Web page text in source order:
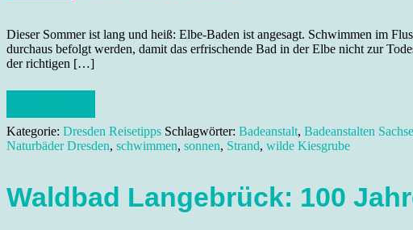
Dieser Sommer ist lang und heiß: Elbe-Baden ist angesagt. Schwimmen im
durchaus befolgt werden, damit das erfrischende Bad in der Elbe nicht zur
der richtigen […]
Kategorie: Dresden Reisetipps Schlagwörter: Badeanstalt, Badeanstalten
Naturbäder Dresden, schwimmen, sonnen, Strand, wilde Kiesgrube
Waldbad Langebrück: 100